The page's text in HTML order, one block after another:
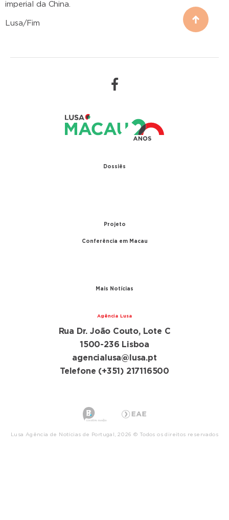
imperial da China.
Lusa/Fim
Dossiês
Projeto
Conferência em Macau
Mais Notícias
Agência Lusa
Rua Dr. João Couto, Lote C
1500-236 Lisboa
agencialusa@lusa.pt
Telefone (+351) 217116500
Lusa Agência de Notícias de Portugal, 2026 © Todos os direitos reservados